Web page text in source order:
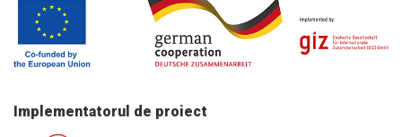
Implementatorul de proiect